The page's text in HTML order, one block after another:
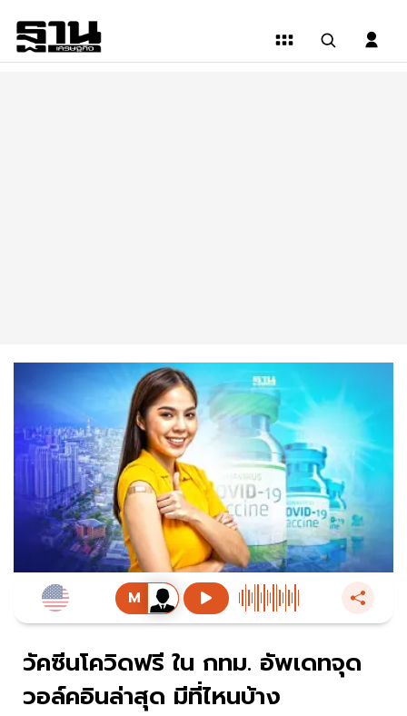
วัคซีนโควิดฟรี ใน กทม. อัพเดทจุด
วอล์คอินล่าสุด มีที่ไหนบ้าง